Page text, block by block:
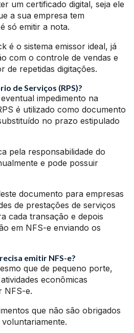
um certificado digital, seja ele
a sua empresa tem
só emitir a nota.
é o sistema emissor ideal, já
com o controle de vendas e
de repetidas digitações.
de Serviços (RPS)?
impedimento na
é utilizado como documento
no prazo estipulado
pela responsabilidade do
e pode possuir
documento para empresas
de prestações de serviços
cada transação e depois
em NFS-e enviando os
emitir NFS-e?
que de pequeno porte,
econômicas
NFS-e.
que não são obrigados